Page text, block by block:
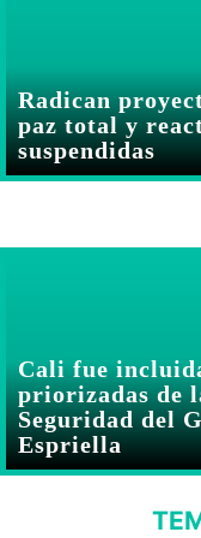
Radican
paz total y
suspendidas
Cali fue
priorizadas de
Seguridad del
Espriella